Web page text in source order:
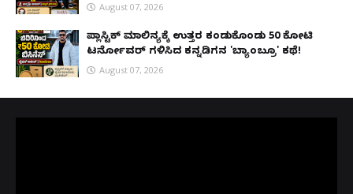
August 07, 2026
ಪ್ಲಾಸ್ಟಿಕ್ ಮಾಲಿನ್ಯಕ್ಕೆ ಉತ್ತರ ಕಂಡುಕೊಂಡು ₹50 ಕೋಟಿ
ಟರ್ನೋವರ್ ಗಳಿಸಿದ ಕನ್ನಡಿಗನ 'ಬ್ಯಾಂಬ್ರೂ' ಕಥೆ!
August 07, 2026